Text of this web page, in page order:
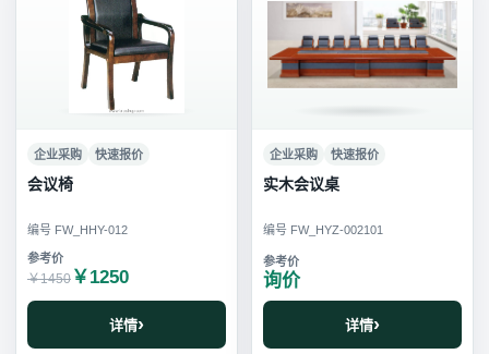
企业采购 快速报价
会议椅
编号 FW_HHY-012
￥1450 ￥1250
详情
企业采购 快速报价
实木会议桌
编号 FW_HYZ-002101
询价
详情